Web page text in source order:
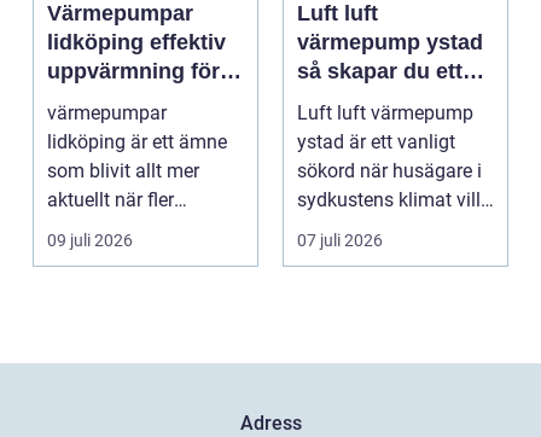
Värmepumpar
lidköping effektiv
uppvärmning för
hus och
fastigheter
värmepumpar
lidköping är ett ämne
som blivit allt mer
aktuellt när fler
fastighetsägare vill
kombine...
09 juli 2026
Luft luft
värmepump ystad
så skapar du ett
behagligt
inomhusklimat
Året om
Luft luft värmepump
ystad är ett vanligt
sökord när husägare i
sydkustens klimat vill
hitta ett smar...
07 juli 2026
Adress